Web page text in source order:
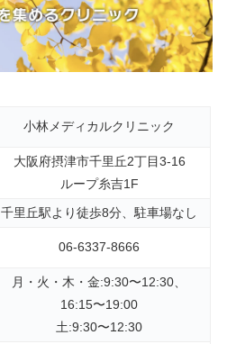
小林メディカルクリニック
大阪府摂津市千里丘2丁目3-16
ループ糸吉1F
千里丘駅より徒歩8分、駐車場なし
06-6337-8666
月・火・木・金:9:30〜12:30、
16:15〜19:00
土:9:30〜12:30